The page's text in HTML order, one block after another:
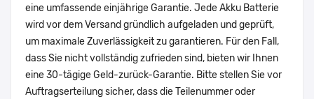
eine umfassende einjährige Garantie. Jede Akku Batterie
wird vor dem Versand gründlich aufgeladen und geprüft,
um maximale Zuverlässigkeit zu garantieren. Für den Fall,
dass Sie nicht vollständig zufrieden sind, bieten wir Ihnen
eine 30-tägige Geld-zurück-Garantie. Bitte stellen Sie vor
Auftragserteilung sicher, dass die Teilenummer oder